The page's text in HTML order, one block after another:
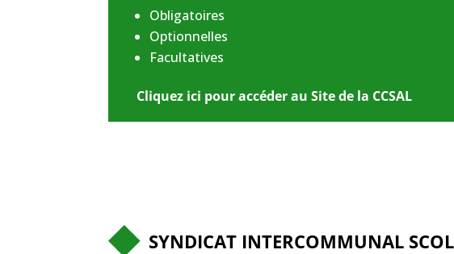
Obligatoires
Optionnelles
Facultatives
Cliquez ici pour accéder au Site de la CCSAL
SYNDICAT INTERCOMMUNAL